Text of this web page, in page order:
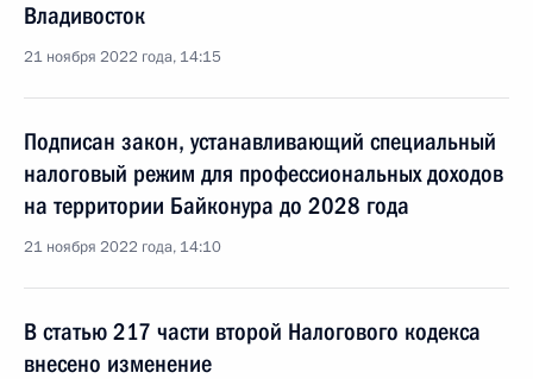
Владивосток
21 ноября 2022 года, 14:15
Подписан закон, устанавливающий специальный
налоговый режим для профессиональных доходов
на территории Байконура до 2028 года
21 ноября 2022 года, 14:10
В статью 217 части второй Налогового кодекса
внесено изменение